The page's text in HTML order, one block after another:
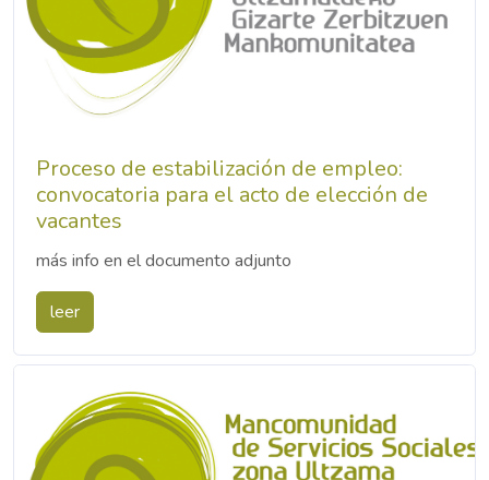
Proceso de estabilización de empleo:
convocatoria para el acto de elección de
vacantes
más info en el documento adjunto
leer